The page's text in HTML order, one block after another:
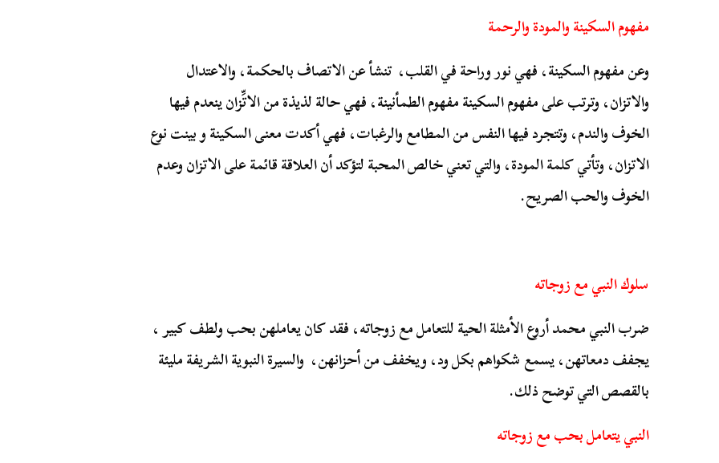
مفهوم السكينة والمودة والرحمة
وعن مفهوم السكينة، فهي نور وراحة في القلب، تنشأ عن الاتصاف بالحكمة، والاعتدال
والاتزان، وترتب على مفهوم السكينة مفهوم الطمأنينة، فهي حالة لذيذة من الاتِّزان ينعدم فيها
الخوف والندم، وتتجرد فيها النفس من المطامع والرغبات، فهي أكدت معنى السكينة و بينت نوع
الاتزان، وتأتي كلمة المودة، والتي تعني خالص المحبة لتؤكد أن العلاقة قائمة على الاتزان وعدم
الخوف والحب الصريح.
سلوك النبي مع زوجاته
ضرب النبي محمد أروع الأمثلة الحية للتعامل مع زوجاته، فقد كان يعاملهن بحب ولطف كبير ،
يجفف دمعاتهن، يسمع شكواهم بكل ود، ويخفف من أحزانهن، والسيرة النبوية الشريفة مليئة
بالقصص التي توضح ذلك.
النبي يتعامل بحب مع زوجاته